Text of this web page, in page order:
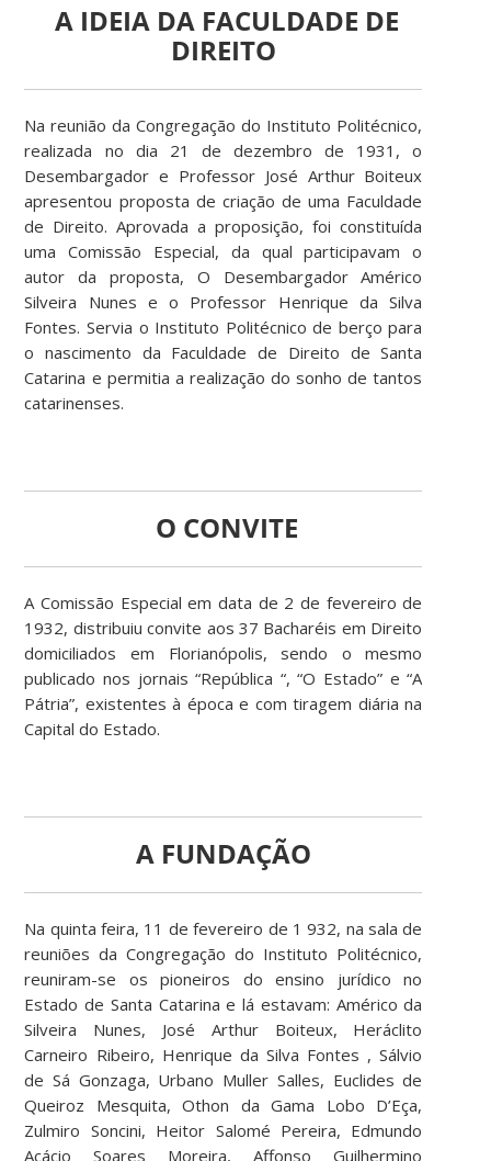
A IDEIA DA FACULDADE DE
DIREITO
Na reunião da Congregação do Instituto Politécnico,
realizada no dia 21 de dezembro de 1931, o
Desembargador e Professor José Arthur Boiteux
apresentou proposta de criação de uma Faculdade
de Direito. Aprovada a proposição, foi constituída
uma Comissão Especial, da qual participavam o
autor da proposta, O Desembargador Américo
Silveira Nunes e o Professor Henrique da Silva
Fontes. Servia o Instituto Politécnico de berço para
o nascimento da Faculdade de Direito de Santa
Catarina e permitia a realização do sonho de tantos
catarinenses.
O CONVITE
A Comissão Especial em data de 2 de fevereiro de
1932, distribuiu convite aos 37 Bacharéis em Direito
domiciliados em Florianópolis, sendo o mesmo
publicado nos jornais “República “, “O Estado” e “A
Pátria”, existentes à época e com tiragem diária na
Capital do Estado.
A FUNDAÇÃO
Na quinta feira, 11 de fevereiro de 1 932, na sala de
reuniões da Congregação do Instituto Politécnico,
reuniram-se os pioneiros do ensino jurídico no
Estado de Santa Catarina e lá estavam: Américo da
Silveira Nunes, José Arthur Boiteux, Heráclito
Carneiro Ribeiro, Henrique da Silva Fontes , Sálvio
de Sá Gonzaga, Urbano Muller Salles, Euclides de
Queiroz Mesquita, Othon da Gama Lobo D’Eça,
Zulmiro Soncini, Heitor Salomé Pereira, Edmundo
Acácio Soares Moreira, Affonso Guilhermino